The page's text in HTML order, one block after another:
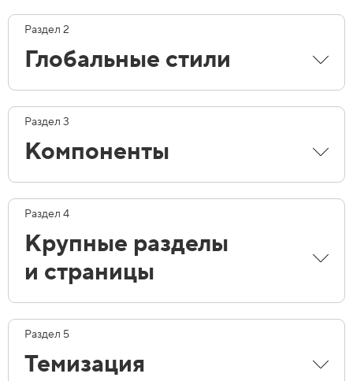
Раздел 2
Глобальные стили
Раздел 3
Компоненты
Раздел 4
Крупные разделы
и страницы
Раздел 5
Темизация